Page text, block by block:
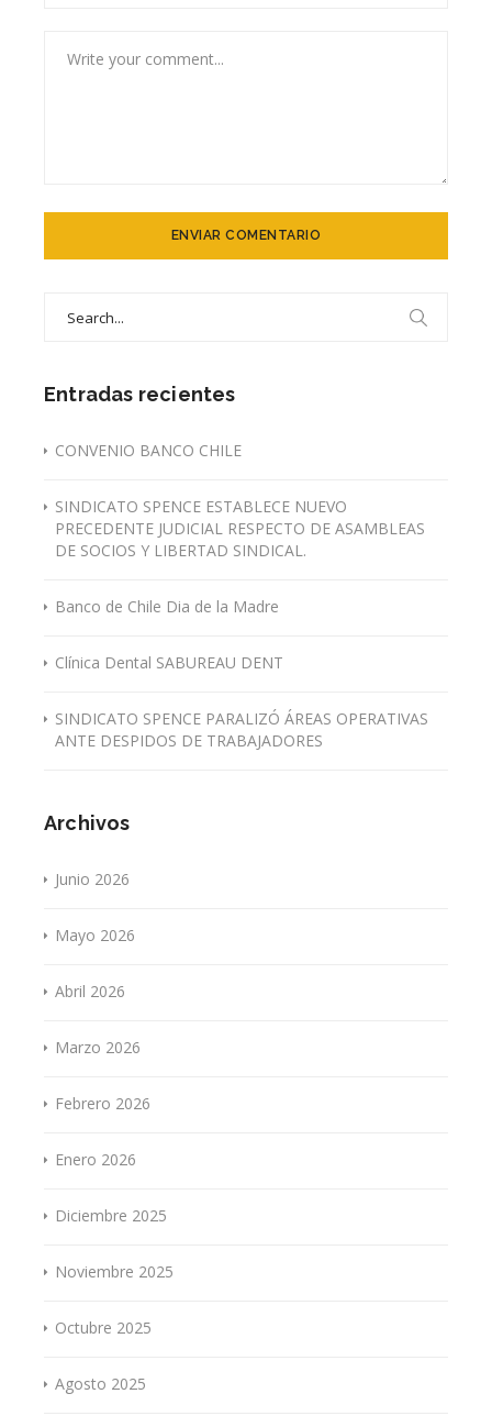
Entradas recientes
CONVENIO BANCO CHILE
SINDICATO SPENCE ESTABLECE NUEVO
PRECEDENTE JUDICIAL RESPECTO DE ASAMBLEAS
DE SOCIOS Y LIBERTAD SINDICAL.
Banco de Chile Dia de la Madre
Clínica Dental SABUREAU DENT
SINDICATO SPENCE PARALIZÓ ÁREAS OPERATIVAS
ANTE DESPIDOS DE TRABAJADORES
Archivos
Junio 2026
Mayo 2026
Abril 2026
Marzo 2026
Febrero 2026
Enero 2026
Diciembre 2025
Noviembre 2025
Octubre 2025
Agosto 2025